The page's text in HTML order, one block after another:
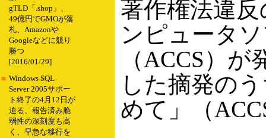
gTLD「.shop」、
49億円でGMOが落
札、Amazonや
Googleなどに競り
勝つ
[2016/01/29]
■ Windows SQL
Server 2005サポー
ト終了の4月12日が
迫る、報告済み脆
弱性の深刻度も高
く、早急な移行を
著作権法違
ンピュータ
（ACCS）
した摘発の
めて」（